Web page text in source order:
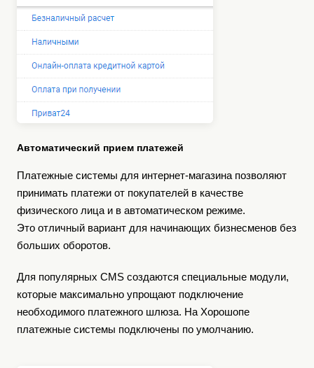
Автоматический прием платежей
Платежные системы для интернет-магазина позволяют
принимать платежи от покупателей в качестве
физического лица и в автоматическом режиме.
Это отличный вариант для начинающих бизнесменов без
больших оборотов.
Для популярных CMS создаются специальные модули,
которые максимально упрощают подключение
необходимого платежного шлюза. На Хорошопе
платежные системы подключены по умолчанию.